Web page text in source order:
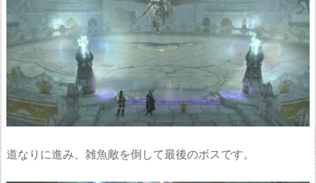
道なりに進み、雑魚敵を倒して最後のボスです。